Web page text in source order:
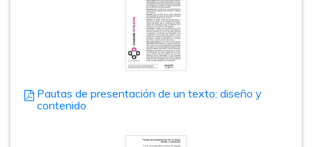
Pautas de presentación de un texto: diseño y
contenido